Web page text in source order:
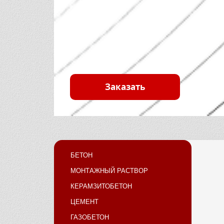
Заказать
БЕТОН
МОНТАЖНЫЙ РАСТВОР
КЕРАМЗИТОБЕТОН
ЦЕМЕНТ
ГАЗОБЕТОН